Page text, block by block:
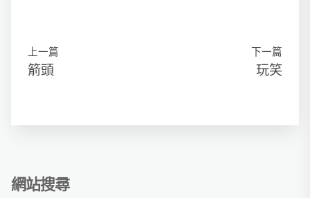
上一篇
箭頭
下一篇
玩笑
網站搜尋